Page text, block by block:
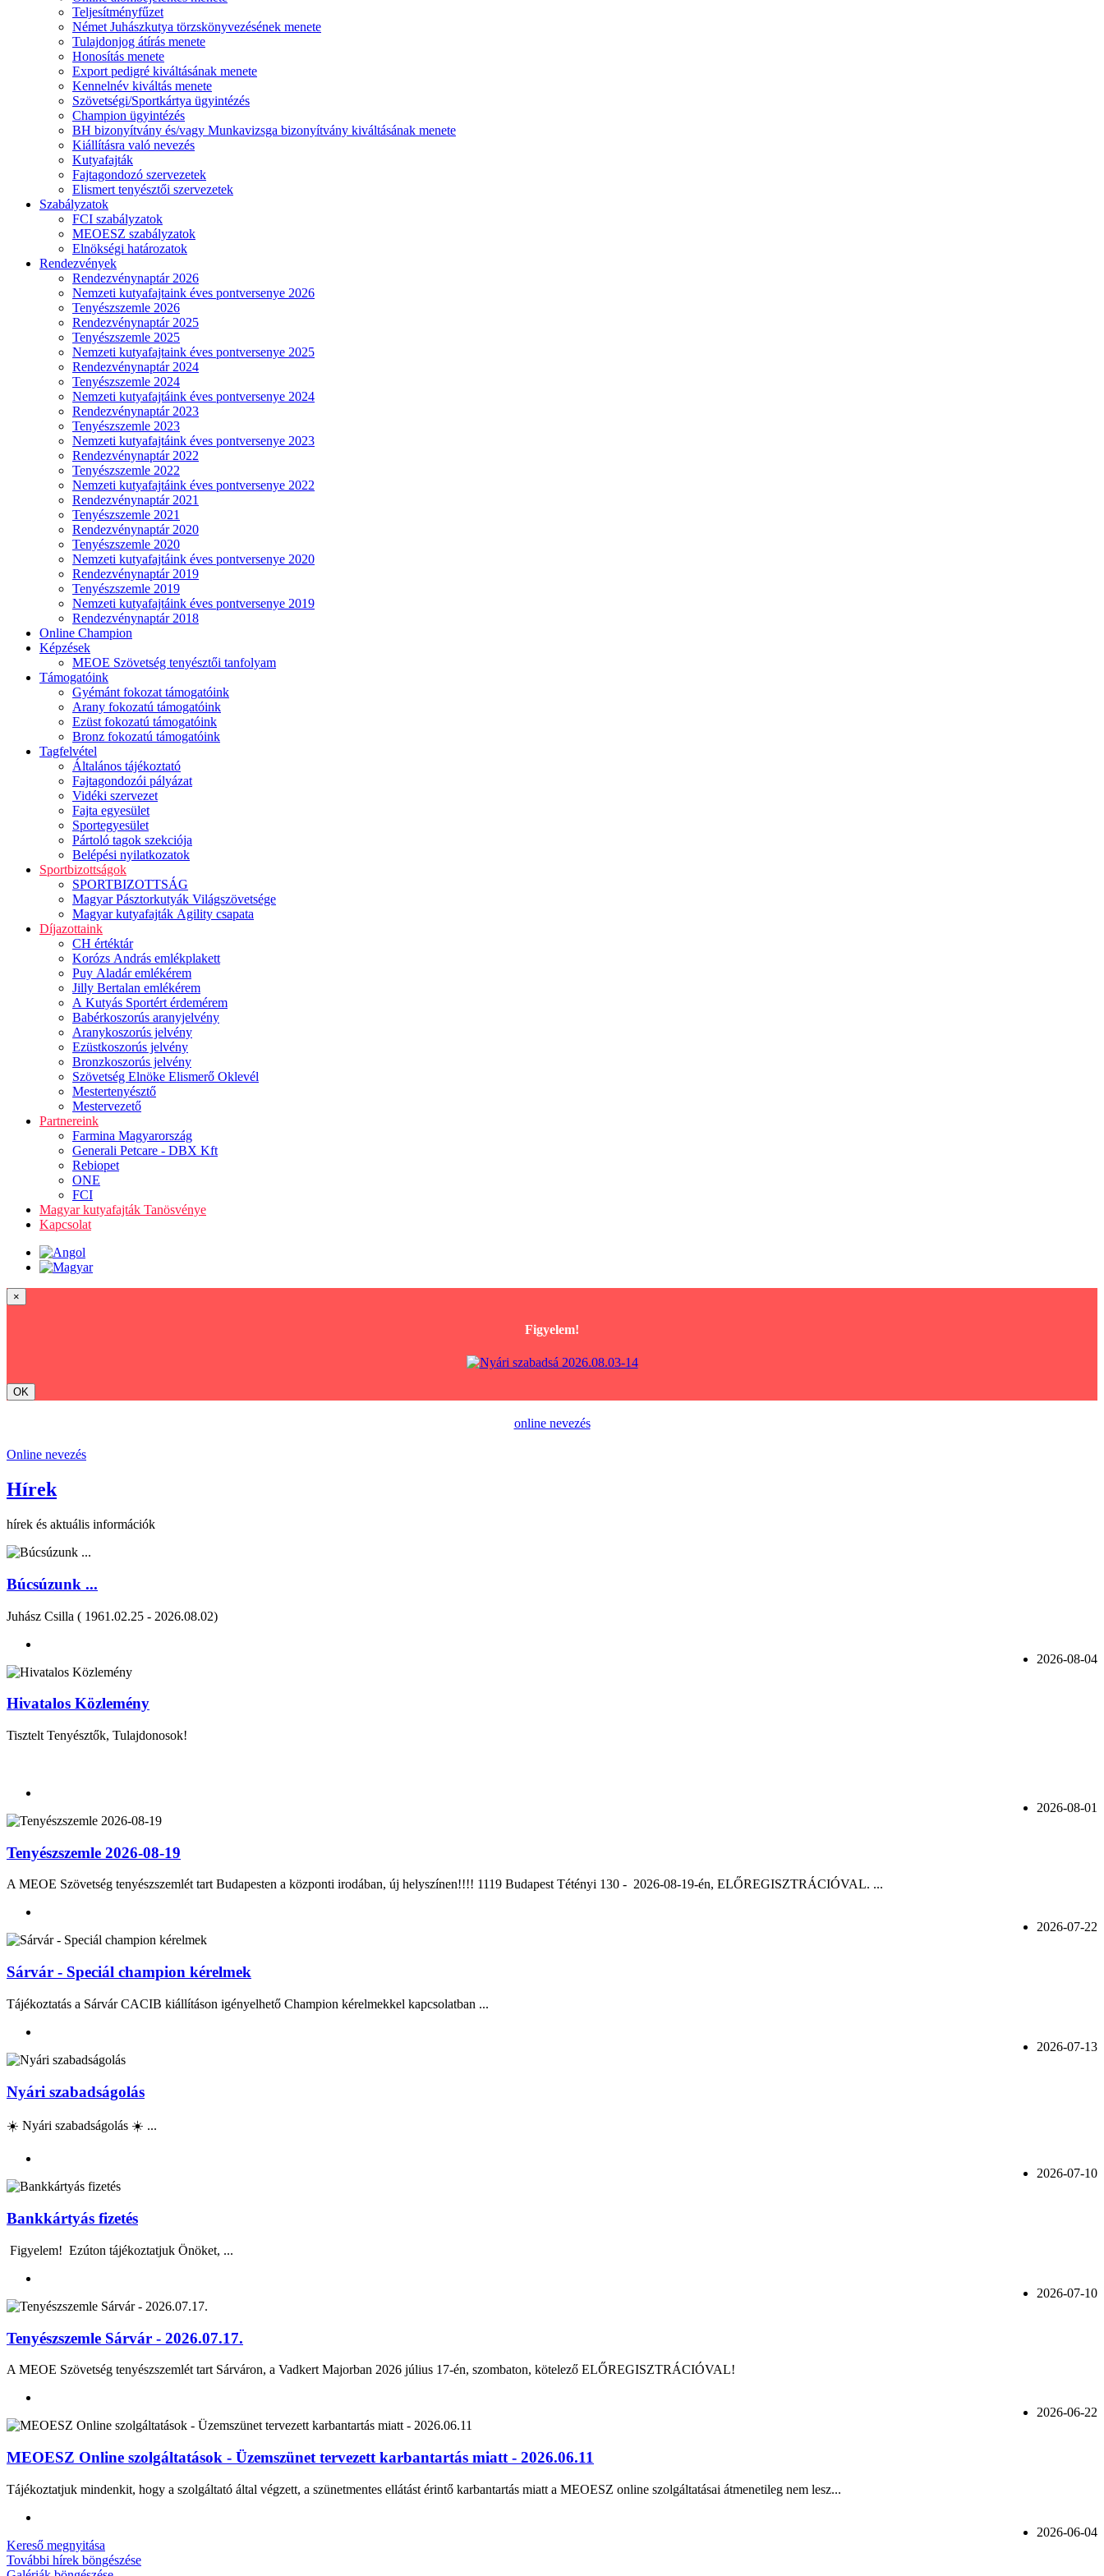
Teljesítményfűzet
Német Juhászkutya törzskönyvezésének menete
Tulajdonjog átírás menete
Honosítás menete
Export pedigré kiváltásának menete
Kennelnév kiváltás menete
Szövetségi/Sportkártya ügyintézés
Champion ügyintézés
BH bizonyítvány és/vagy Munkavizsga bizonyítvány kiváltásának menete
Kiállításra való nevezés
Kutyafajták
Fajtagondozó szervezetek
Elismert tenyésztői szervezetek
Szabályzatok
FCI szabályzatok
MEOESZ szabályzatok
Elnökségi határozatok
Rendezvények
Rendezvénynaptár 2026
Nemzeti kutyafajtaink éves pontversenye 2026
Tenyészszemle 2026
Rendezvénynaptár 2025
Tenyészszemle 2025
Nemzeti kutyafajtaink éves pontversenye 2025
Rendezvénynaptár 2024
Tenyészszemle 2024
Nemzeti kutyafajtáink éves pontversenye 2024
Rendezvénynaptár 2023
Tenyészszemle 2023
Nemzeti kutyafajtáink éves pontversenye 2023
Rendezvénynaptár 2022
Tenyészszemle 2022
Nemzeti kutyafajtáink éves pontversenye 2022
Rendezvénynaptár 2021
Tenyészszemle 2021
Rendezvénynaptár 2020
Tenyészszemle 2020
Nemzeti kutyafajtáink éves pontversenye 2020
Rendezvénynaptár 2019
Tenyészszemle 2019
Nemzeti kutyafajtáink éves pontversenye 2019
Rendezvénynaptár 2018
Online Champion
Képzések
MEOE Szövetség tenyésztői tanfolyam
Támogatóink
Gyémánt fokozat támogatóink
Arany fokozatú támogatóink
Ezüst fokozatú támogatóink
Bronz fokozatú támogatóink
Tagfelvétel
Általános tájékoztató
Fajtagondozói pályázat
Vidéki szervezet
Fajta egyesület
Sportegyesület
Pártoló tagok szekciója
Belépési nyilatkozatok
Sportbizottságok
SPORTBIZOTTSÁG
Magyar Pásztorkutyák Világszövetsége
Magyar kutyafajták Agility csapata
Díjazottaink
CH értéktár
Korózs András emlékplakett
Puy Aladár emlékérem
Jilly Bertalan emlékérem
A Kutyás Sportért érdemérem
Babérkoszorús aranyjelvény
Aranykoszorús jelvény
Ezüstkoszorús jelvény
Bronzkoszorús jelvény
Szövetség Elnöke Elismerő Oklevél
Mestertenyésztő
Mestervezető
Partnereink
Farmina Magyarország
Generali Petcare - DBX Kft
Rebiopet
ONE
FCI
Magyar kutyafajták Tanösvénye
Kapcsolat
×
Figyelem!
OK
online nevezés
Online nevezés
Hírek
hírek és aktuális információk
Búcsúzunk ...
Juhász Csilla ( 1961.02.25 - 2026.08.02)
2026-08-04
Hivatalos Közlemény
Tisztelt Tenyésztők, Tulajdonosok!
2026-08-01
Tenyészszemle 2026-08-19
A MEOE Szövetség tenyészszemlét tart Budapesten a központi irodában, új helyszínen!!!! 1119 Budapest Tétényi 130 - 2026-08-19-én, ELŐREGISZTRÁCIÓVAL. ...
2026-07-22
Sárvár - Speciál champion kérelmek
Tájékoztatás a Sárvár CACIB kiállításon igényelhető Champion kérelmekkel kapcsolatban ...
2026-07-13
Nyári szabadságolás
☀️ Nyári szabadságolás ☀️ ...
2026-07-10
Bankkártyás fizetés
Figyelem! Ezúton tájékoztatjuk Önöket, ...
2026-07-10
Tenyészszemle Sárvár - 2026.07.17.
A MEOE Szövetség tenyészszemlét tart Sárváron, a Vadkert Majorban 2026 július 17-én, szombaton, kötelező ELŐREGISZTRÁCIÓVAL!
2026-06-22
MEOESZ Online szolgáltatások - Üzemszünet tervezett karbantartás miatt - 2026.06.11
Tájékoztatjuk mindenkit, hogy a szolgáltató által végzett, a szünetmentes ellátást érintő karbantartás miatt a MEOESZ online szolgáltatásai átmenetileg nem lesz...
2026-06-04
Kereső megnyitása
További hírek böngészése